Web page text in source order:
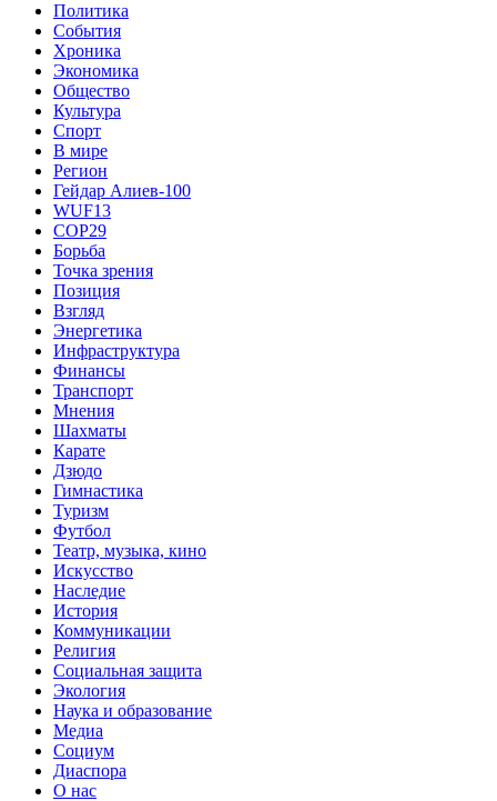
Политика
События
Хроника
Экономика
Общество
Культура
Спорт
В мире
Регион
Гейдар Алиев-100
WUF13
COP29
Борьба
Точка зрения
Позиция
Взгляд
Энергетика
Инфраструктура
Финансы
Транспорт
Мнения
Шахматы
Карате
Дзюдо
Гимнастика
Туризм
Футбол
Театр, музыка, кино
Искусство
Наследие
История
Коммуникации
Религия
Социальная защита
Экология
Наука и образование
Медиа
Социум
Диаспора
О нас